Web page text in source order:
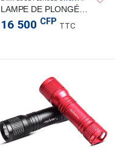
TACTICAL
LAMPE DE PLONGÉE D530 1300LM
16 500 CFP TTC